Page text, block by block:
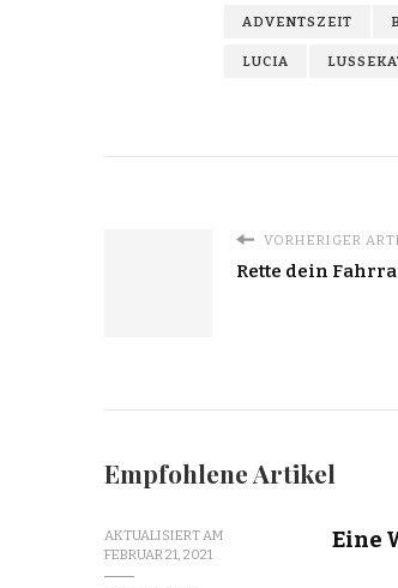
ADVENTSZEIT
LUCIA
VORHERIGER
Rette dein
Empfohlene Artikel
AKTUALISIERT AM
FEBRUAR 21, 2021
Eine